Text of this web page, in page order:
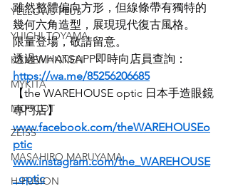
YELLOWS PLUS
YUICHI TOYAMA
KAMEMANNEN
MYKITA
MOSCOT
ZEISS
MASAHIRO MARUYAMA
H-FUSION
雖然整體偏向方形，但線條帶有獨特的
幾何六角造型，展現現代復古風格。
限量登場，敬請留意。
透過WHATSAPP即時向店員查詢：
https://wa.me/85256206685
【the WAREHOUSE optic 日本手造眼鏡
專門店】
www.facebook.com/theWAREHOUSEo
ptic
www.instagram.com/the_WAREHOUSE
_optic